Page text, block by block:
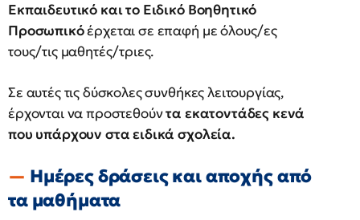
Εκπαιδευτικό και το Ειδικό Βοηθητικό
Προσωπικόέρχεται σε επαφή με όλους/ες
τους/τις μαθητές/τριες.
Σε αυτές τις δύσκολες συνθήκες λειτουργίας,
έρχονται να προστεθούντα εκατοντάδες κενά
που υπάρχουν στα ειδικά σχολεία.
Ημέρες δράσεις και αποχής από
τα μαθήματα